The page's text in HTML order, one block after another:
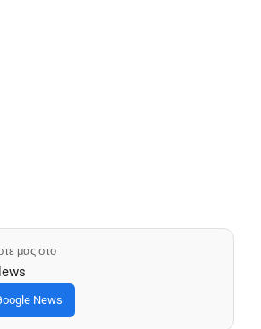
μας στο
News